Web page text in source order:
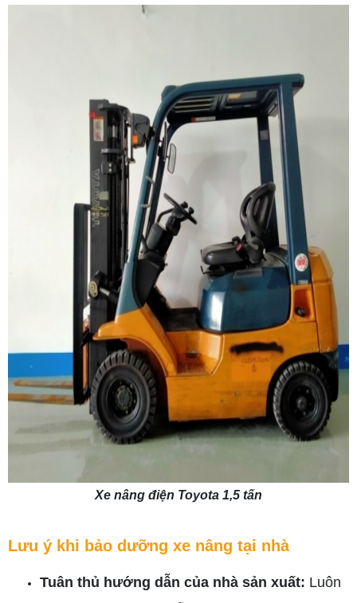
Xe nâng điện Toyota 1,5 tấn
Lưu ý khi bảo dưỡng xe nâng tại nhà
Tuân thủ hướng dẫn của nhà sản xuất: Luôn